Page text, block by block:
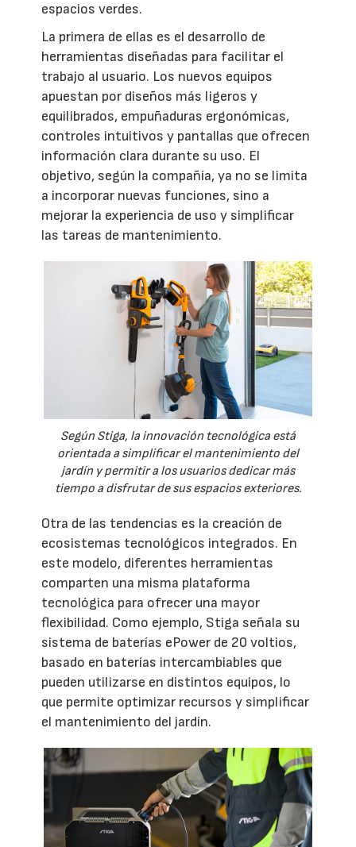
espacios verdes.
La primera de ellas es el desarrollo de
herramientas diseñadas para facilitar el
trabajo al usuario. Los nuevos equipos
apuestan por diseños más ligeros y
equilibrados, empuñaduras ergonómicas,
controles intuitivos y pantallas que ofrecen
información clara durante su uso. El
objetivo, según la compañía, ya no se limita
a incorporar nuevas funciones, sino a
mejorar la experiencia de uso y simplificar
las tareas de mantenimiento.
Según Stiga, la innovación tecnológica está
orientada a simplificar el mantenimiento del
jardín y permitir a los usuarios dedicar más
tiempo a disfrutar de sus espacios exteriores.
Otra de las tendencias es la creación de
ecosistemas tecnológicos integrados. En
este modelo, diferentes herramientas
comparten una misma plataforma
tecnológica para ofrecer una mayor
flexibilidad. Como ejemplo, Stiga señala su
sistema de baterías ePower de 20 voltios,
basado en baterías intercambiables que
pueden utilizarse en distintos equipos, lo
que permite optimizar recursos y simplificar
el mantenimiento del jardín.